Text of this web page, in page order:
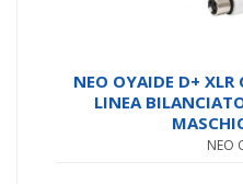
NEO OYAIDE D+
LINEA
NEO